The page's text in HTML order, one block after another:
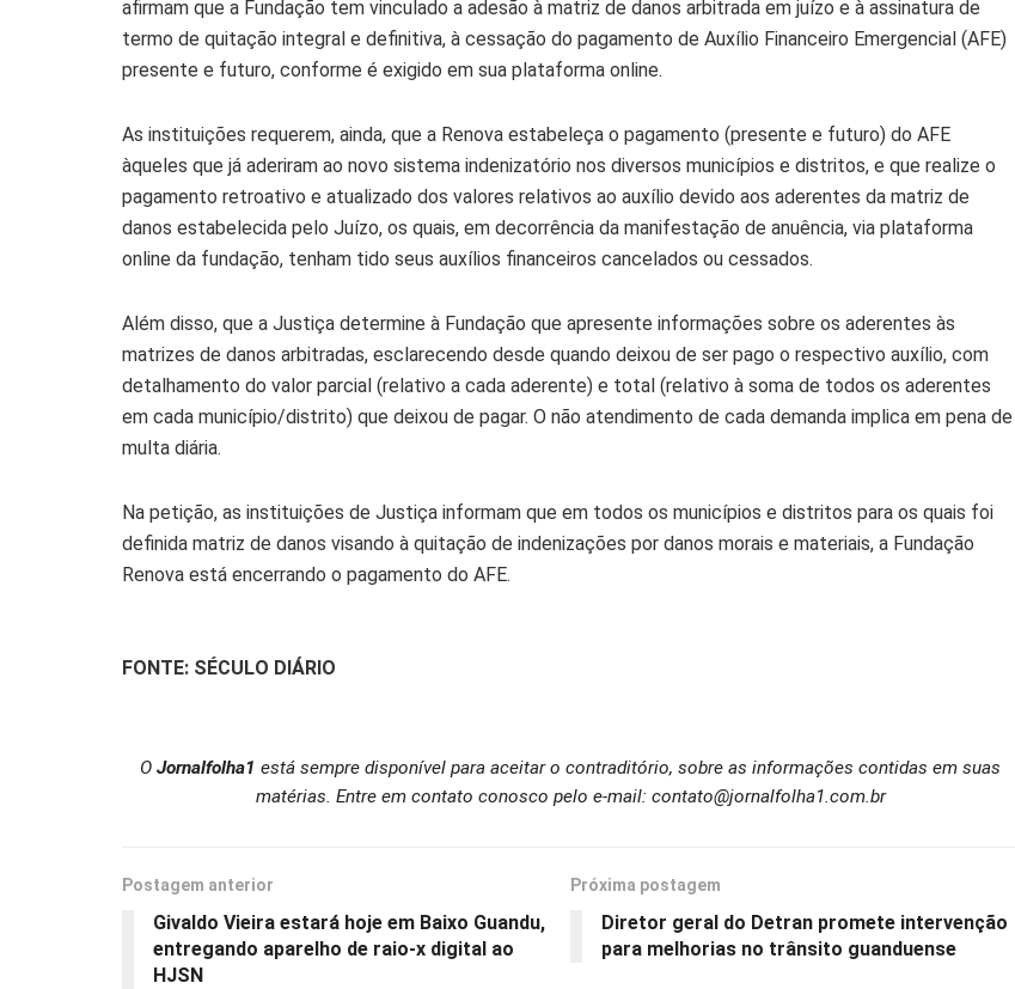
afirmam que a Fundação tem vinculado a adesão à matriz de danos arbitrada em juízo e à assinatura de
termo de quitação integral e definitiva, à cessação do pagamento de Auxílio Financeiro Emergencial (AFE)
presente e futuro, conforme é exigido em sua plataforma online.
As instituições requerem, ainda, que a Renova estabeleça o pagamento (presente e futuro) do AFE
àqueles que já aderiram ao novo sistema indenizatório nos diversos municípios e distritos, e que realize o
pagamento retroativo e atualizado dos valores relativos ao auxílio devido aos aderentes da matriz de
danos estabelecida pelo Juízo, os quais, em decorrência da manifestação de anuência, via plataforma
online da fundação, tenham tido seus auxílios financeiros cancelados ou cessados.
Além disso, que a Justiça determine à Fundação que apresente informações sobre os aderentes às
matrizes de danos arbitradas, esclarecendo desde quando deixou de ser pago o respectivo auxílio, com
detalhamento do valor parcial (relativo a cada aderente) e total (relativo à soma de todos os aderentes
em cada município/distrito) que deixou de pagar. O não atendimento de cada demanda implica em pena de
multa diária.
Na petição, as instituições de Justiça informam que em todos os municípios e distritos para os quais foi
definida matriz de danos visando à quitação de indenizações por danos morais e materiais, a Fundação
Renova está encerrando o pagamento do AFE.
FONTE: SÉCULO DIÁRIO
O Jornalfolha1 está sempre disponível para aceitar o contraditório, sobre as informações contidas em suas
matérias. Entre em contato conosco pelo e-mail: contato@jornalfolha1.com.br
Postagem anterior
Givaldo Vieira estará hoje em Baixo Guandu,
entregando aparelho de raio-x digital ao
HJSN
Próxima postagem
Diretor geral do Detran promete intervenção
para melhorias no trânsito guanduense